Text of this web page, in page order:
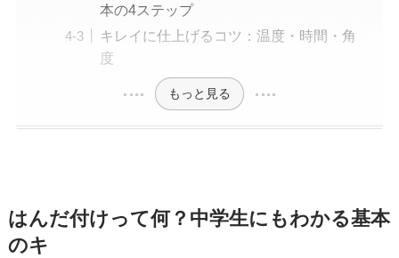
本の4ステップ
キレイに仕上げるコツ：温度・時間・角
度
もっと見る
はんだ付けって何？中学生にもわかる基本
のキ